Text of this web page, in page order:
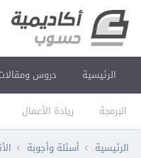
الرئيسية دروس
البرمجة ريادة الأعمال
الرئيسية أسئلة وأجوبة